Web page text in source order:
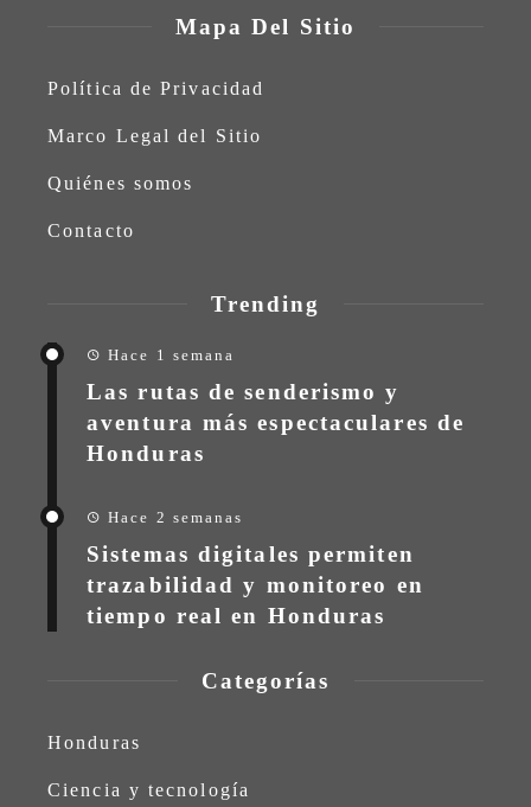
Mapa Del Sitio
Política de Privacidad
Marco Legal del Sitio
Quiénes somos
Contacto
Trending
Hace 1 semana
Las rutas de senderismo y
aventura más espectaculares de
Honduras
Hace 2 semanas
Sistemas digitales permiten
trazabilidad y monitoreo en
tiempo real en Honduras
Categorías
Honduras
Ciencia y tecnología